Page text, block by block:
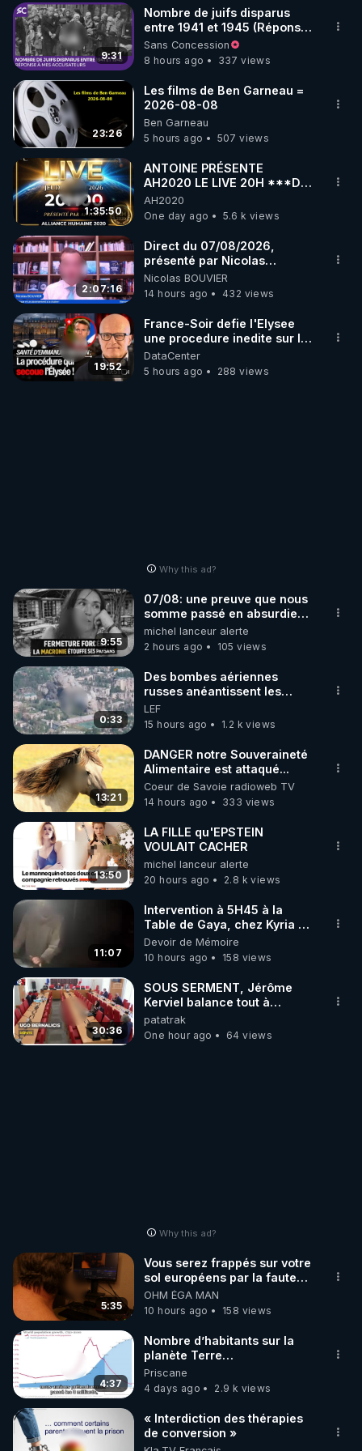
▶ 30 jours gratuit sur l’application de méditation et
de bien-être ENVOL :
Rendez-vous sur https://www.envol.app/code
le code : REGENERE
9:31
Nombre de juifs disparus
entre 1941 et 1945 (Réponse
à mes accusateurs)
Sans Concession
8 hours ago
337 views
23:26
Les films de Ben Garneau =
2026-08-08
Ben Garneau
5 hours ago
507 views
1:35:50
ANTOINE PRÉSENTE
AH2020 LE LIVE 20H ***DU
06/08/2026***
AH2020
One day ago
5.6 k views
2:07:16
Direct du 07/08/2026,
présenté par Nicolas
BOUVIER
Nicolas BOUVIER
14 hours ago
432 views
19:52
France-Soir defie l'Elysee
une procedure inedite sur la
sante du president - Nexus
DataCenter
5 hours ago
288 views
Why this ad?
9:55
07/08: une preuve que nous
somme passé en absurdie
une dictature qui veut faire
taire ses opposant !
michel lanceur alerte
2 hours ago
105 views
0:33
Des bombes aériennes
russes anéantissent les
centres de contrôle de
drones de 3 brigades
ukrainienne
LEF
15 hours ago
1.2 k views
13:21
DANGER notre Souveraineté
Alimentaire est attaqué...
Coeur de Savoie radioweb TV
14 hours ago
333 views
13:50
LA FILLE qu'EPSTEIN
VOULAIT CACHER
michel lanceur alerte
20 hours ago
2.8 k views
11:07
Intervention à 5H45 à la
Table de Gaya, chez Kyria et
Manu. 6/08/2026 PARTAGEZ
!
Devoir de Mémoire
10 hours ago
158 views
30:36
SOUS SERMENT, Jérôme
Kerviel balance tout à
l'Assemblée !
patatrak
One hour ago
64 views
Why this ad?
5:35
Vous serez frappés sur votre
sol européens par la faute
des dirigeants qui s'en
mettent dans le nez
OHM ÉGA MAN
10 hours ago
158 views
4:37
Nombre d’habitants sur la
planète Terre…
Priscane
4 days ago
2.9 k views
« Interdiction des thérapies
de conversion »